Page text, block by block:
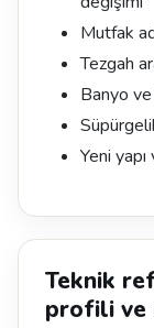
Mutfak
Tezgah
Banyo
Yeni
Teknik
profili ve